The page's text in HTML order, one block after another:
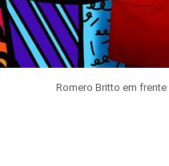
Romero Britto em frente